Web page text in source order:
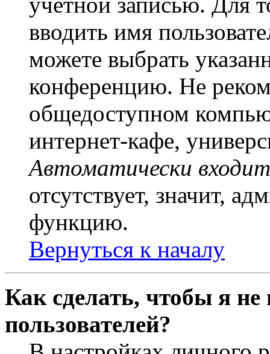
вводить имя
можете выбрать
конференцию. Не
общедоступном
интернет-кафе,
Автоматически
отсутствует, значит,
функцию.
Вернуться к началу
Как сделать, чтобы я
пользователей?